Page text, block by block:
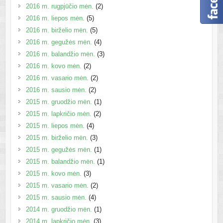
2016 m. rugpjūčio mėn. (2)
2016 m. liepos mėn. (5)
2016 m. birželio mėn. (5)
2016 m. gegužės mėn. (4)
2016 m. balandžio mėn. (3)
2016 m. kovo mėn. (2)
2016 m. vasario mėn. (2)
2016 m. sausio mėn. (2)
2015 m. gruodžio mėn. (1)
2015 m. lapkričio mėn. (2)
2015 m. liepos mėn. (4)
2015 m. birželio mėn. (3)
2015 m. gegužės mėn. (1)
2015 m. balandžio mėn. (1)
2015 m. kovo mėn. (3)
2015 m. vasario mėn. (2)
2015 m. sausio mėn. (4)
2014 m. gruodžio mėn. (1)
2014 m. lapkričio mėn. (3)